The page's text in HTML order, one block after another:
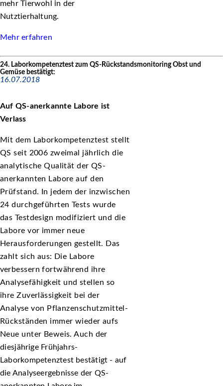
mehr Tierwohl in der
Nutztierhaltung.
Mehr erfahren
24. Laborkompetenztest zum QS-Rückstandsmonitoring Obst und
Gemüse bestätigt:
16.07.2018
Auf QS-anerkannte Labore ist
Verlass
Mit dem Laborkompetenztest stellt
QS seit 2006 zweimal jährlich die
analytische Qualität der QS-
anerkannten Labore auf den
Prüfstand. In jedem der inzwischen
24 durchgeführten Tests wurde
das Testdesign modifiziert und die
Labore vor immer neue
Herausforderungen gestellt. Das
zahlt sich aus: Die Labore
verbessern fortwährend ihre
Analysefähigkeit und stellen so
ihre Zuverlässigkeit bei der
Analyse von Pflanzenschutzmittel-
Rückständen immer wieder aufs
Neue unter Beweis. Auch der
diesjährige Frühjahrs-
Laborkompetenztest bestätigt - auf
die Analyseergebnisse der QS-